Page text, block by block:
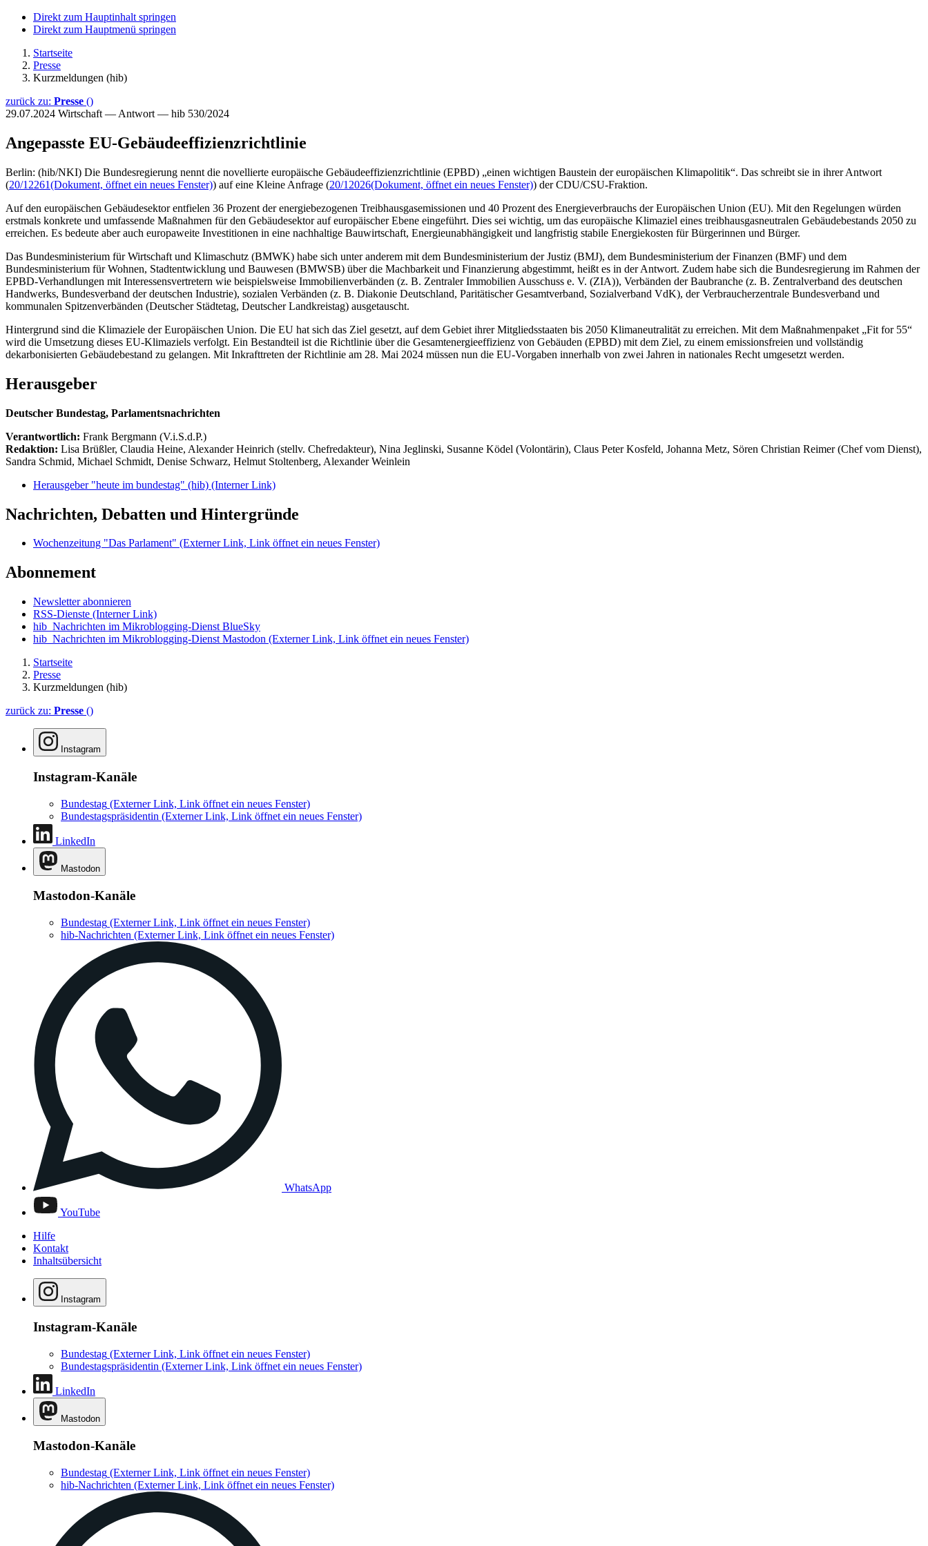
Direkt zum Hauptinhalt springen
Direkt zum Hauptmenü springen
Startseite
Presse
Kurzmeldungen (hib)
zurück zu: Presse ()
29.07.2024 Wirtschaft — Antwort — hib 530/2024
Angepasste EU-Gebäudeeffizienzrichtlinie
Berlin: (hib/NKI) Die Bundesregierung nennt die novellierte europäische Gebäudeeffizienzrichtlinie (EPBD) „einen wichtigen Baustein der europäischen Klimapolitik“. Das schreibt sie in ihrer Antwort
(20/12261(Dokument, öffnet ein neues Fenster)) auf eine Kleine Anfrage (20/12026(Dokument, öffnet ein neues Fenster)) der CDU/CSU-Fraktion.
Auf den europäischen Gebäudesektor entfielen 36 Prozent der energiebezogenen Treibhausgasemissionen und 40 Prozent des Energieverbrauchs der Europäischen Union (EU). Mit den Regelungen würden
erstmals konkrete und umfassende Maßnahmen für den Gebäudesektor auf europäischer Ebene eingeführt. Dies sei wichtig, um das europäische Klimaziel eines treibhausgasneutralen Gebäudebestands 2050 zu
erreichen. Es bedeute aber auch europaweite Investitionen in eine nachhaltige Bauwirtschaft, Energieunabhängigkeit und langfristig stabile Energiekosten für Bürgerinnen und Bürger.
Das Bundesministerium für Wirtschaft und Klimaschutz (BMWK) habe sich unter anderem mit dem Bundesministerium der Justiz (BMJ), dem Bundesministerium der Finanzen (BMF) und dem
Bundesministerium für Wohnen, Stadtentwicklung und Bauwesen (BMWSB) über die Machbarkeit und Finanzierung abgestimmt, heißt es in der Antwort. Zudem habe sich die Bundesregierung im Rahmen der
EPBD-Verhandlungen mit Interessensvertretern wie beispielsweise Immobilienverbänden (z. B. Zentraler Immobilien Ausschuss e. V. (ZIA)), Verbänden der Baubranche (z. B. Zentralverband des deutschen
Handwerks, Bundesverband der deutschen Industrie), sozialen Verbänden (z. B. Diakonie Deutschland, Paritätischer Gesamtverband, Sozialverband VdK), der Verbraucherzentrale Bundesverband und
kommunalen Spitzenverbänden (Deutscher Städtetag, Deutscher Landkreistag) ausgetauscht.
Hintergrund sind die Klimaziele der Europäischen Union. Die EU hat sich das Ziel gesetzt, auf dem Gebiet ihrer Mitgliedsstaaten bis 2050 Klimaneutralität zu erreichen. Mit dem Maßnahmenpaket „Fit for 55“
wird die Umsetzung dieses EU-Klimaziels verfolgt. Ein Bestandteil ist die Richtlinie über die Gesamtenergieeffizienz von Gebäuden (EPBD) mit dem Ziel, zu einem emissionsfreien und vollständig
dekarbonisierten Gebäudebestand zu gelangen. Mit Inkrafttreten der Richtlinie am 28. Mai 2024 müssen nun die EU-Vorgaben innerhalb von zwei Jahren in nationales Recht umgesetzt werden.
Herausgeber
Deutscher Bundestag, Parlamentsnachrichten
Verantwortlich: Frank Bergmann (V.i.S.d.P.)
Redaktion: Lisa Brüßler, Claudia Heine, Alexander Heinrich (stellv. Chefredakteur), Nina Jeglinski, Susanne Ködel (Volontärin), Claus Peter Kosfeld, Johanna Metz, Sören Christian Reimer (Chef vom Dienst),
Sandra Schmid, Michael Schmidt, Denise Schwarz, Helmut Stoltenberg, Alexander Weinlein
Herausgeber "heute im bundestag" (hib) (Interner Link)
Nachrichten, Debatten und Hintergründe
Wochenzeitung "Das Parlament" (Externer Link, Link öffnet ein neues Fenster)
Abonnement
Newsletter abonnieren
RSS-Dienste (Interner Link)
hib_Nachrichten im Mikroblogging-Dienst BlueSky
hib_Nachrichten im Mikroblogging-Dienst Mastodon (Externer Link, Link öffnet ein neues Fenster)
Startseite
Presse
Kurzmeldungen (hib)
zurück zu: Presse ()
Instagram
Instagram-Kanäle
Bundestag (Externer Link, Link öffnet ein neues Fenster)
Bundestagspräsidentin (Externer Link, Link öffnet ein neues Fenster)
LinkedIn
Mastodon
Mastodon-Kanäle
Bundestag (Externer Link, Link öffnet ein neues Fenster)
hib-Nachrichten (Externer Link, Link öffnet ein neues Fenster)
WhatsApp
YouTube
Hilfe
Kontakt
Inhaltsübersicht
Instagram
Instagram-Kanäle
Bundestag (Externer Link, Link öffnet ein neues Fenster)
Bundestagspräsidentin (Externer Link, Link öffnet ein neues Fenster)
LinkedIn
Mastodon
Mastodon-Kanäle
Bundestag (Externer Link, Link öffnet ein neues Fenster)
hib-Nachrichten (Externer Link, Link öffnet ein neues Fenster)